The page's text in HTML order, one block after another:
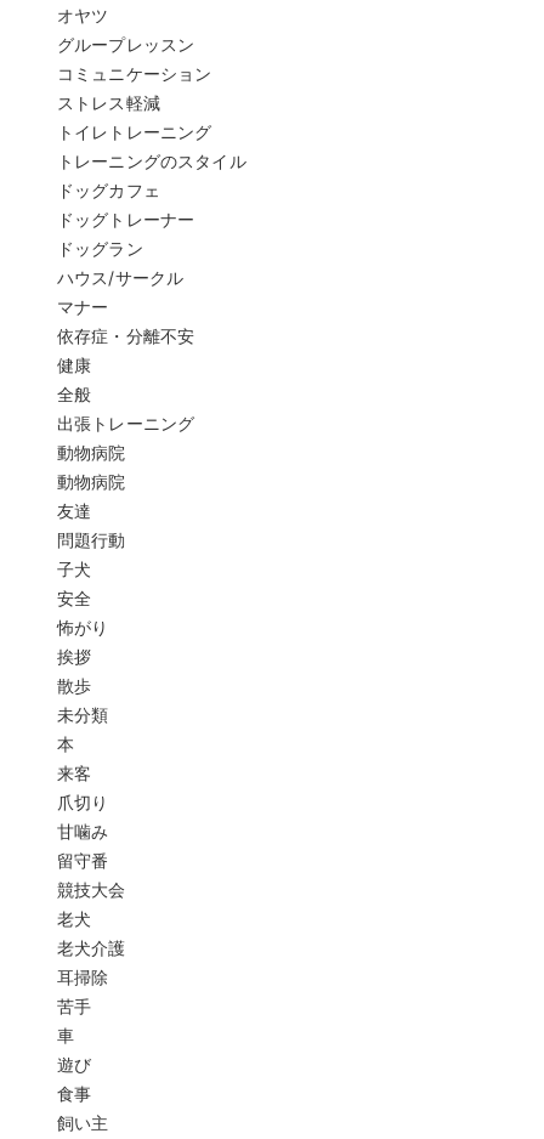
オヤツ
グループレッスン
コミュニケーション
ストレス軽減
トイレトレーニング
トレーニングのスタイル
ドッグカフェ
ドッグトレーナー
ドッグラン
ハウス/サークル
マナー
依存症・分離不安
健康
全般
出張トレーニング
動物病院
動物病院
友達
問題行動
子犬
安全
怖がり
挨拶
散歩
未分類
本
来客
爪切り
甘噛み
留守番
競技大会
老犬
老犬介護
耳掃除
苦手
車
遊び
食事
飼い主